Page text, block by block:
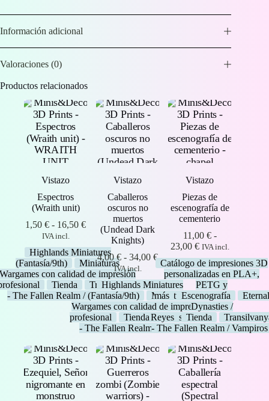
Información adicional
Valoraciones (0)
Productos relacionados
Vistazo
Espectros
(Wraith unit)
1,50€ - 16,50€Rango
precios:
desde
1,50 €
hasta
16,50 €
IVA incl.
Highlands Miniatures
(Fantasía/9th)
Miniaturas
Wargames con calidad de impresión
Tienda
Transilvanya
- The Fallen Realm / Vampiros
Vistazo
Caballeros
oscuros no
muertos
(Undead Dark
Knights)
4,00€ - 34,00€Rango
de
precios:
desde
4,00 €
hasta
34,00 €
IVA incl.
Highlands Miniatures
(Fantasía/9th)
Miniaturas
Wargames con calidad de impresión
profesional
Tienda
Transilvanya
- The Fallen Realm / Vampiros
Vistazo
Piezas de
escenografía de
cementerio
11,00 € -
23,00 €Rango
de
precios:
desde
11,00 €
hasta
23,00 €
IVA incl.
Catálogo de impresiones 3D
personalizadas en PLA+,
PETG y
más
Escenografía
Eternal
Dynasties /
Reyes
Tienda
- The Fallen Realm / Vampiros